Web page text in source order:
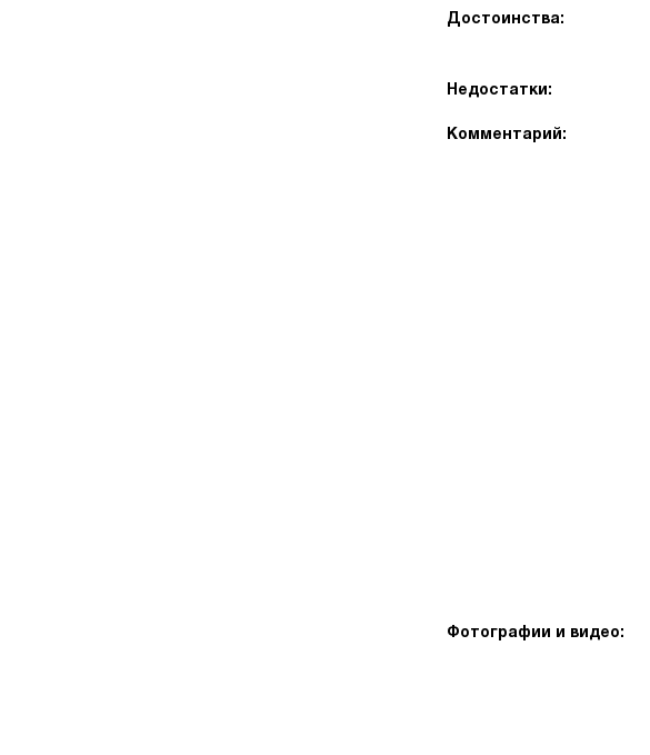
Достоинства:
Недостатки:
Комментарий:
Фотографии и видео: